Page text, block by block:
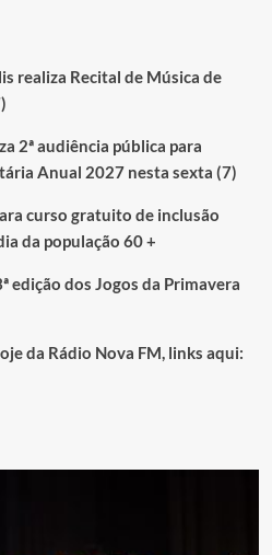
realiza Recital de Música de
2ª audiência pública para
Anual 2027 nesta sexta (7)
curso gratuito de inclusão
da população 60 +
edição dos Jogos da Primavera
da Rádio Nova FM, links aqui: